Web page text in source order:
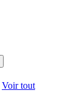
Voir tout